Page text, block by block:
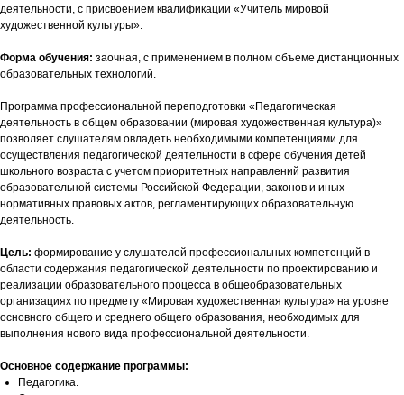
деятельности, с присвоением квалификации «Учитель мировой
художественной культуры».
Форма обучения: заочная, с применением в полном объеме дистанционных
образовательных технологий.
Программа профессиональной переподготовки «Педагогическая
деятельность в общем образовании (мировая художественная культура)»
позволяет слушателям овладеть необходимыми компетенциями для
осуществления педагогической деятельности в сфере обучения детей
школьного возраста с учетом приоритетных направлений развития
образовательной системы Российской Федерации, законов и иных
нормативных правовых актов, регламентирующих образовательную
деятельность.
Цель: формирование у слушателей профессиональных компетенций в
области содержания педагогической деятельности по проектированию и
реализации образовательного процесса в общеобразовательных
организациях по предмету «Мировая художественная культура» на уровне
основного общего и среднего общего образования, необходимых для
выполнения нового вида профессиональной деятельности.
Основное содержание программы:
Педагогика.